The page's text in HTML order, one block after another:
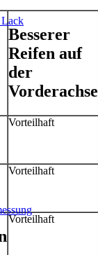
Besserer
Reifen auf
der
Vorderachse
Vorteilhaft
Vorteilhaft
Vorteilhaft